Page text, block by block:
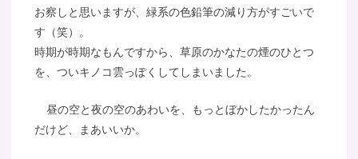
お察しと思いますが、緑系の色鉛筆の減り方がすごいで
す（笑）。
時期が時期なもんですから、草原のかなたの煙のひとつ
を、ついキノコ雲っぽくしてしまいました。
昼の空と夜の空のあわいを、もっとぼかしたかったん
だけど、まあいいか。